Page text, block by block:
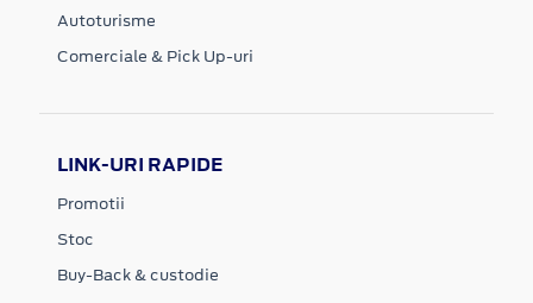
Autoturisme
Comerciale & Pick Up-uri
LINK-URI RAPIDE
Promotii
Stoc
Buy-Back & custodie